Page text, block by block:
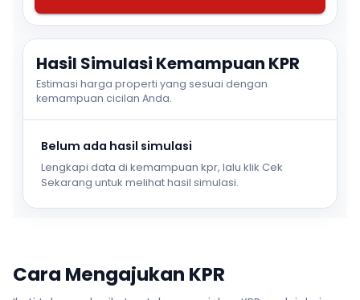
Hasil Simulasi Kemampuan KPR
Estimasi harga properti yang sesuai dengan
kemampuan cicilan Anda.
Belum ada hasil simulasi
Lengkapi data di kemampuan kpr, lalu klik Cek
Sekarang untuk melihat hasil simulasi.
Cara Mengajukan KPR